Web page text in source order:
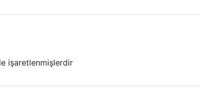
işaretlenmişlerdir